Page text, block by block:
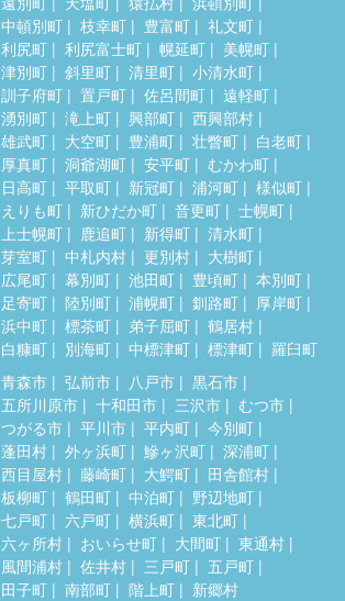
中頓別町
枝幸町 豊富町
礼文町
利尻町
利尻富士町 幌延町
美幌町
津別町
斜里町 清里町
小清水町
訓子府町
置戸町 佐呂間町
遠軽町
湧別町
滝上町 興部町
西興部村
雄武町
大空町 豊浦町 壮瞥町
白老町
厚真町
洞爺湖町 安平町
むかわ町
日高町
平取町 新冠町 浦河町
様似町
えりも町
新ひだか町 音更町
士幌町
上士幌町
鹿追町 新得町
清水町
芽室町
中札内村 更別村
大樹町
広尾町
幕別町 池田町 豊頃町
本別町
足寄町
陸別町 浦幌町 釧路町
厚岸町
浜中町
標茶町 弟子屈町
鶴居村
白糠町
別海町 中標津町 標津町 羅臼町
青森市 弘前市 八戸市
黒石市
五所川原市
十和田市 三沢市
むつ市
つがる市
平川市 平内町
今別町
蓬田村
外ヶ浜町 鰺ヶ沢町
深浦町
西目屋村
藤崎町 大鰐町
田舎館村
板柳町
鶴田町 中泊町
野辺地町
七戸町
六戸町 横浜町
東北町
六ヶ所村
おいらせ町 大間町
東通村
風間浦村
佐井村 三戸町
五戸町
田子町
南部町 階上町 新郷村